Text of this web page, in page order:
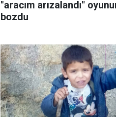
"aracım arızalandı"
bozdu